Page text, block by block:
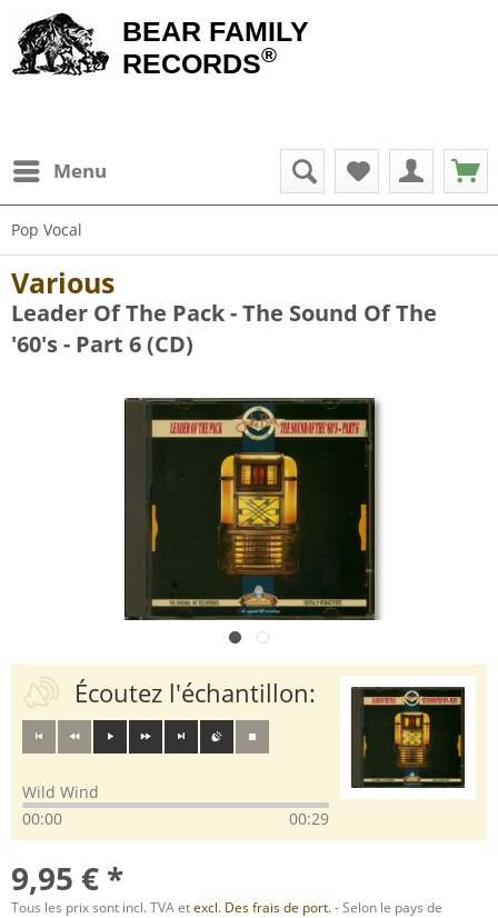
BEAR FAMILY
RECORDS®
Menu
Pop Vocal
Various
Leader Of The Pack - The Sound Of The
'60's - Part 6 (CD)
Écoutez l'échantillon:
Wild Wind
00:00
00:29
9,95 € *
Tous les prix sont incl. TVA etexcl. Des frais de port.- Selon le pays de